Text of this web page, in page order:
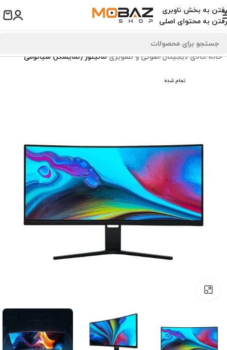
رفتن به بخش ناوبری
رفتن به محتوای اصلی
خانه کالای دیجیتال صوتی و تصویری مانیتور (نمایشگر) شیائومی
تمام شده